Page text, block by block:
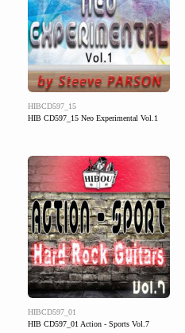
HIBCD597_15
HIB CD597_15 Neo Experimental Vol.1
HIBCD597_01
HIB CD597_01 Action - Sports Vol.7